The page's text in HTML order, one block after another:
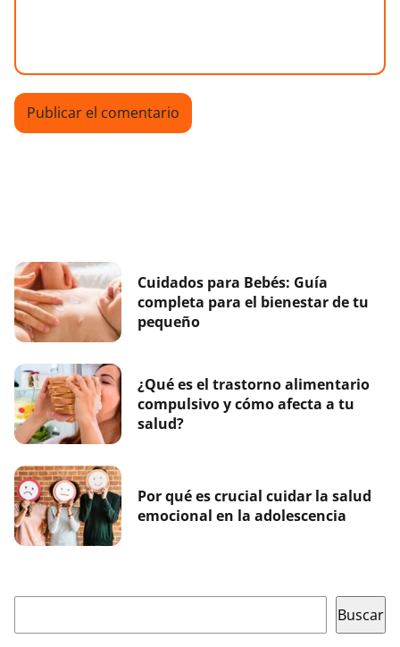
Cuidados para Bebés: Guía
completa para el bienestar de tu
pequeño
¿Qué es el trastorno alimentario
compulsivo y cómo afecta a tu
salud?
Por qué es crucial cuidar la salud
emocional en la adolescencia
Buscar